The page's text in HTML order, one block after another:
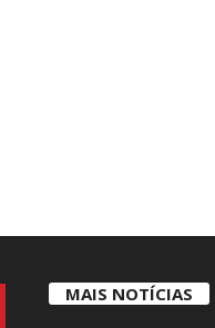
MAIS NOTÍCIAS